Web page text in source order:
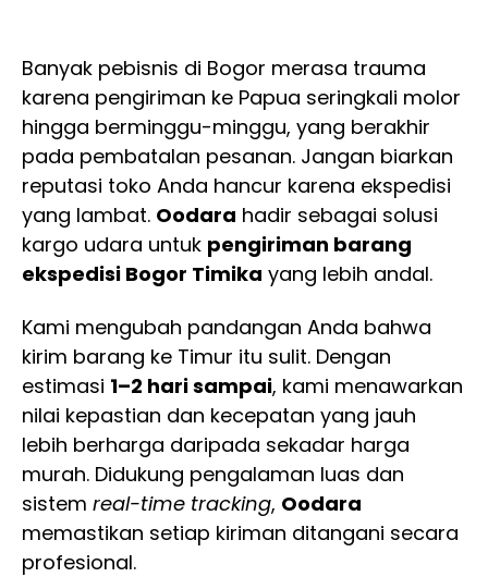
Banyak pebisnis di Bogor merasa trauma
karena pengiriman ke Papua seringkali molor
hingga berminggu-minggu, yang berakhir
pada pembatalan pesanan. Jangan biarkan
reputasi toko Anda hancur karena ekspedisi
yang lambat. Oodara hadir sebagai solusi
kargo udara untuk pengiriman barang
ekspedisi Bogor Timika yang lebih andal.
Kami mengubah pandangan Anda bahwa
kirim barang ke Timur itu sulit. Dengan
estimasi 1–2 hari sampai, kami menawarkan
nilai kepastian dan kecepatan yang jauh
lebih berharga daripada sekadar harga
murah. Didukung pengalaman luas dan
sistem real-time tracking, Oodara
memastikan setiap kiriman ditangani secara
profesional.